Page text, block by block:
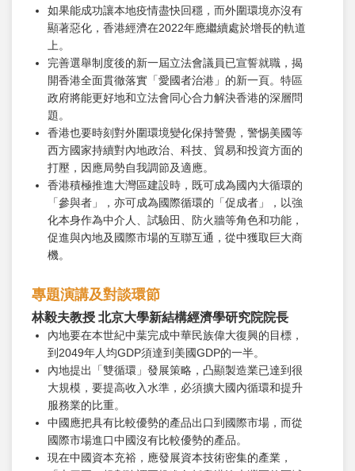
如果能成功讓本地疫情盡快回穩，而外圍環境亦沒有
顯著惡化，香港經濟在2022年應繼續處於增長的軌道
上。
完善選舉制度後的新一屆立法會議員已宣誓就職，揭
開香港全面貫徹落實「愛國者治港」的新一頁。特區
政府將能更好地和立法會同心合力解決香港的深層問
題。
香港也要時刻對外圍環境變化保持警覺，警惕美國等
西方國家持續對內地政治、科技、貿易和投資方面的
打壓，因應局勢自我調節及適應。
香港積極推進大灣區建設時，既可成為國內大循環的
「參與者」，亦可成為國際循環的「促成者」，以強
化本身作為中介人、試驗田、防火牆等角色和功能，
促進與內地及國際市場的互聯互通，從中獲取巨大商
機。
專題演講及對談環節
林毅夫教授 北京大學新結構經濟學研究院院長
內地要在本世紀中葉完成中華民族偉大復興的目標，
到2049年人均GDP須達到美國GDP的一半。
內地提出「雙循環」發展策略，凸顯製造業已達到很
大規模，要提高收入水準，必須擴大國內循環和提升
服務業的比重。
中國應把具有比較優勢的產品出口到國際市場，而從
國際市場進口中國沒有比較優勢的產品。
現在中國資本充裕，應發展資本技術密集的產業，